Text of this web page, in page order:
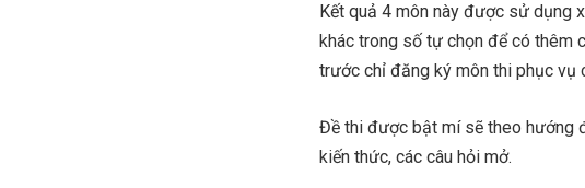
Kết quả 4 môn này được sử dụng
khác trong số tự chọn để có thêm
trước chỉ đăng ký môn thi phục vụ
Đề thi được bật mí sẽ theo hướng
kiến thức, các câu hỏi mở.